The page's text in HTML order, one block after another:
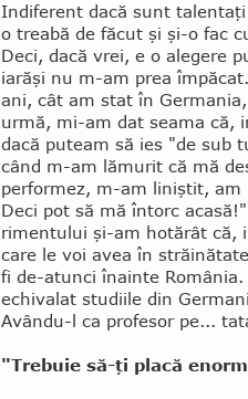
Indiferent dacă sunt
o treabă de făcut şi şi-o fac
Deci, dacă vrei, e o alegere
iarăşi nu m-am prea
ani, cât am stat în
urmă, mi-am dat seama că,
dacă puteam să ies "de sub
când m-am lămurit că mă
per­for­mez, m-am liniştit,
Deci pot să mă întorc
rimentului şi-am hotărât că,
care le voi avea în
fi de-atunci înainte
echivalat studiile din
Avân­du-l ca profesor pe...
"Trebuie să-ţi placă